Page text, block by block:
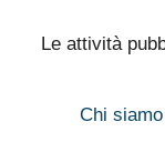
Le attività
Chi siamo